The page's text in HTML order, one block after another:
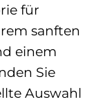
für
sanften
einem
Sie
Auswahl